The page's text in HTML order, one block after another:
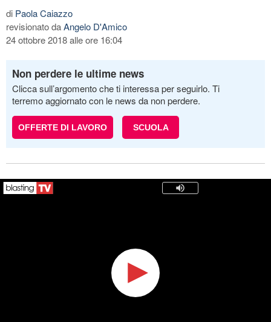
di Paola Caiazzo
revisionato daAngelo D'Amico
24 ottobre 2018 alle ore 16:04
Non perdere le ultime news
Clicca sull’argomento che ti interessa per seguirlo. Ti
terremo aggiornato con le news da non perdere.
OFFERTE DI LAVORO SCUOLA